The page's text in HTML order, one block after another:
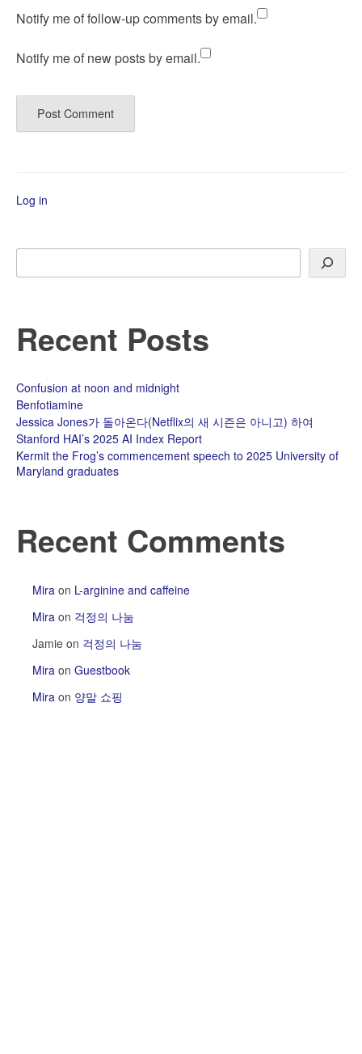
Notify me of follow-up comments by email.
Notify me of new posts by email.
Log in
Search
Recent Posts
Confusion at noon and midnight
Benfotiamine
Jessica Jones가 돌아온다(Netflix의 새 시즌은 아니고) 하여
Stanford HAI’s 2025 AI Index Report
Kermit the Frog’s commencement speech to 2025 University of
Maryland graduates
Recent Comments
Mira on L-arginine and caffeine
Mira on 걱정의 나눔
Jamie on 걱정의 나눔
Mira on Guestbook
Mira on 양말 쇼핑